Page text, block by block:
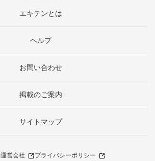
エキテンとは
ヘルプ
お問い合わせ
掲載のご案内
サイトマップ
運営会社
プライバシーポリシー